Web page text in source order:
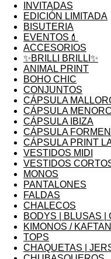
INVITADAS
EDICIÓN LIMITADA
BISUTERIA
EVENTOS💄
ACCESORIOS
✨BRILLI BRILLI✨
ANIMAL PRINT
BOHO CHIC
CONJUNTOS
CÁPSULA
CÁPSULA
CÁPSULA IBIZA
CÁPSULA
CÁPSULA PRINT
VESTIDOS MIDI
VESTIDOS
MONOS
PANTALONES
FALDAS
CHALECOS
BODYS | BLUSAS |
KIMONOS / KAFTAN
TOPS
CHAQUETAS |